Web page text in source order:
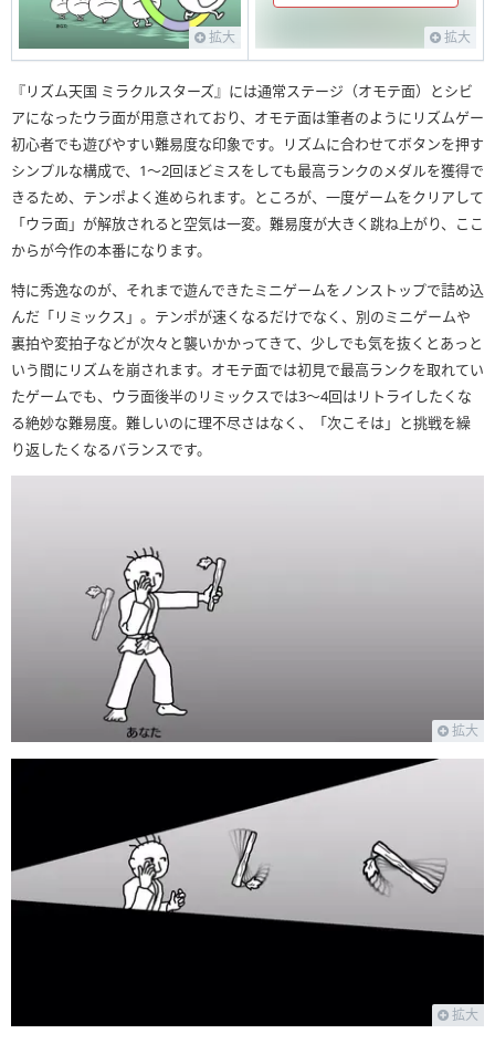
拡大 拡大
『リズム天国 ミラクルスターズ』には通常ステージ（オモテ面）とシビ
アになったウラ面が用意されており、オモテ面は筆者のようにリズムゲー
初心者でも遊びやすい難易度な印象です。リズムに合わせてボタンを押す
シンプルな構成で、1〜2回ほどミスをしても最高ランクのメダルを獲得で
きるため、テンポよく進められます。ところが、一度ゲームをクリアして
「ウラ面」が解放されると空気は一変。難易度が大きく跳ね上がり、ここ
からが今作の本番になります。
特に秀逸なのが、それまで遊んできたミニゲームをノンストップで詰め込
んだ「リミックス」。テンポが速くなるだけでなく、別のミニゲームや
裏拍や変拍子などが次々と襲いかかってきて、少しでも気を抜くとあっと
いう間にリズムを崩されます。オモテ面では初見で最高ランクを取れてい
たゲームでも、ウラ面後半のリミックスでは3〜4回はリトライしたくな
る絶妙な難易度。難しいのに理不尽さはなく、「次こそは」と挑戦を繰
り返したくなるバランスです。
拡大
拡大